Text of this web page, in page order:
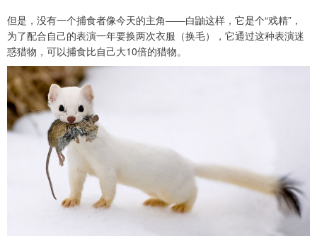
但是，没有一个捕食者像今天的主角——白鼬这样，它是个“戏精”，
为了配合自己的表演一年要换两次衣服（换毛），它通过这种表演迷
惑猎物，可以捕食比自己大10倍的猎物。